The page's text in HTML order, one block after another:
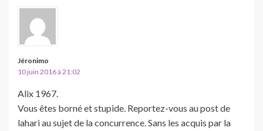
Jéronimo
10 juin 2016 à 21:02
Alix 1967.
Vous êtes borné et stupide. Reportez-vous au post de
lahari au sujet de la concurrence. Sans les acquis par la